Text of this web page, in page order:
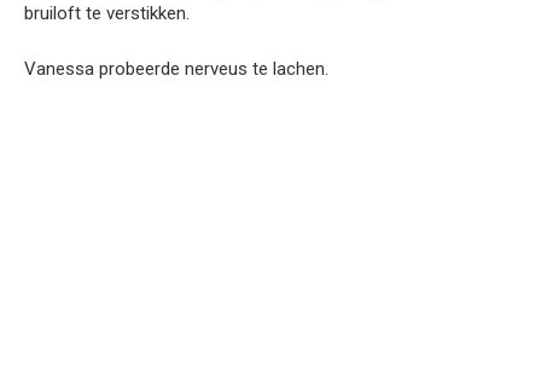
bruiloft te verstikken.
Vanessa probeerde nerveus te lachen.